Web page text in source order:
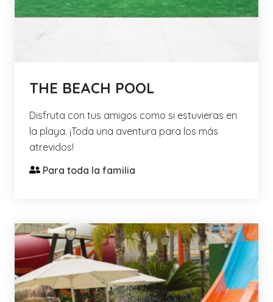
THE BEACH POOL
Disfruta con tus amigos como si estuvieras en
la playa. ¡Toda una aventura para los más
atrevidos!
Para toda la familia